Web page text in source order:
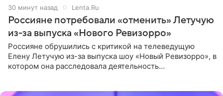
30 минут назад Lenta.Ru
Россияне потребовали «отменить» Летучую
из-за выпуска «Нового Ревизорро»
Россияне обрушились с критикой на телеведущую
Елену Летучую из-за выпуска шоу «Новый Ревизорро», в
котором она расследовала деятельность